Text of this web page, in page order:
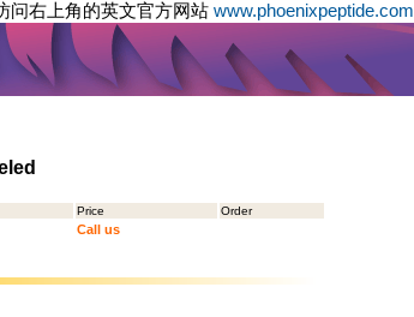
问右上角的英文官方网站 www.phoenixpeptide.com
Price
Order
Call us